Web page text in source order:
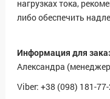
нагрузках тока,
либо обеспечить
Информация для
Александра
Viber: +38 (098) 181-